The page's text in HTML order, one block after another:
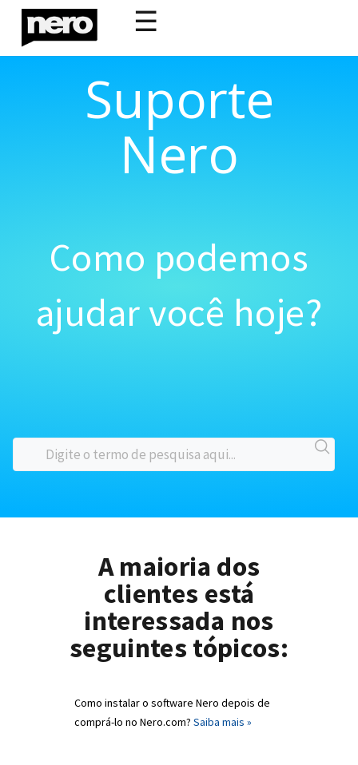
☰
Suporte
Nero
Como podemos
ajudar você hoje?
A maioria dos
clientes está
interessada nos
seguintes tópicos:
Como instalar o software Nero depois de
comprá-lo no Nero.com? Saiba mais »